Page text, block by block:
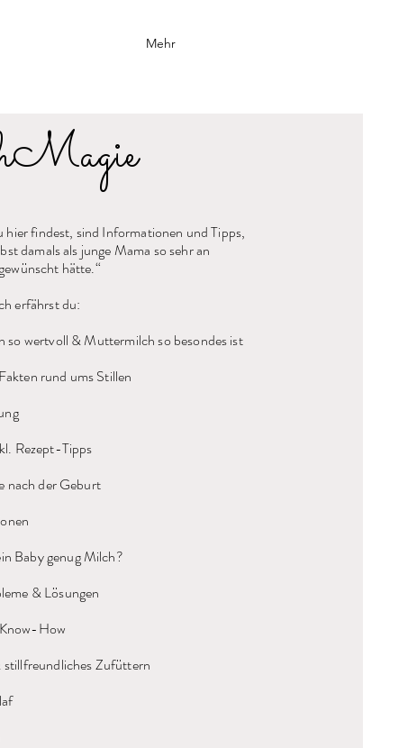
Mehr
hier findest, sind Informationen und Tipps,
damals als junge Mama so sehr an
hätte.“​
erfährst du:
so wertvoll & Muttermilch so besondes ist​
rund ums Stillen
Rezept-Tipps
nach der Geburt
Baby genug Milch?
& Lösungen
How
Zufüttern